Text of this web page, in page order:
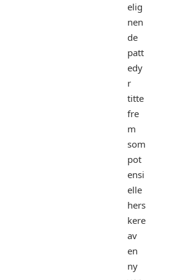
elig
nen
de
patt
edy
r
titte
fre
m
som
pot
ensi
elle
hers
kere
av
en
ny